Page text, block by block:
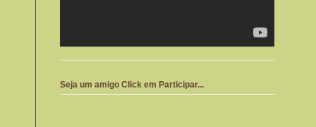
Seja um amigo Click em Participar...